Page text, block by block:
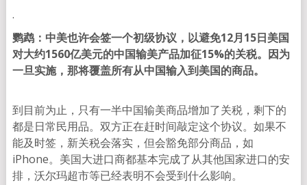
.
鹦鹉：中美也许会签一个初级协议，以避免12月15日美国
对大约1560亿美元的中国输美产品加征15%的关税。因为
一旦实施，那将覆盖所有从中国输入到美国的商品。
到目前为止，只有一半中国输美商品增加了关税，剩下的
都是日常民用品。双方正在赶时间敲定这个协议。如果不
能及时签，新关税会落实，但会豁免部分商品，如
iPhone。美国大进口商都基本完成了从其他国家进口的安
排，沃尔玛超市等已经表明不会受到什么影响。